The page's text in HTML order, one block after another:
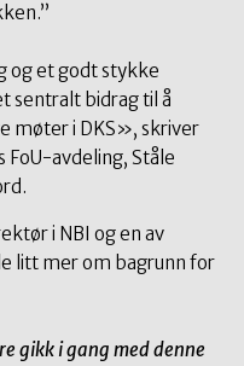
og et godt stykke
sentralt bidrag til å
møter i DKS», skriver
avdeling, Ståle
i NBI og en av
litt mer om bagrunn for
gikk i gang med denne